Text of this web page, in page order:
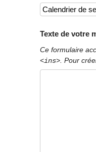
Texte de votre
Ce formulaire
<ins> . Pour